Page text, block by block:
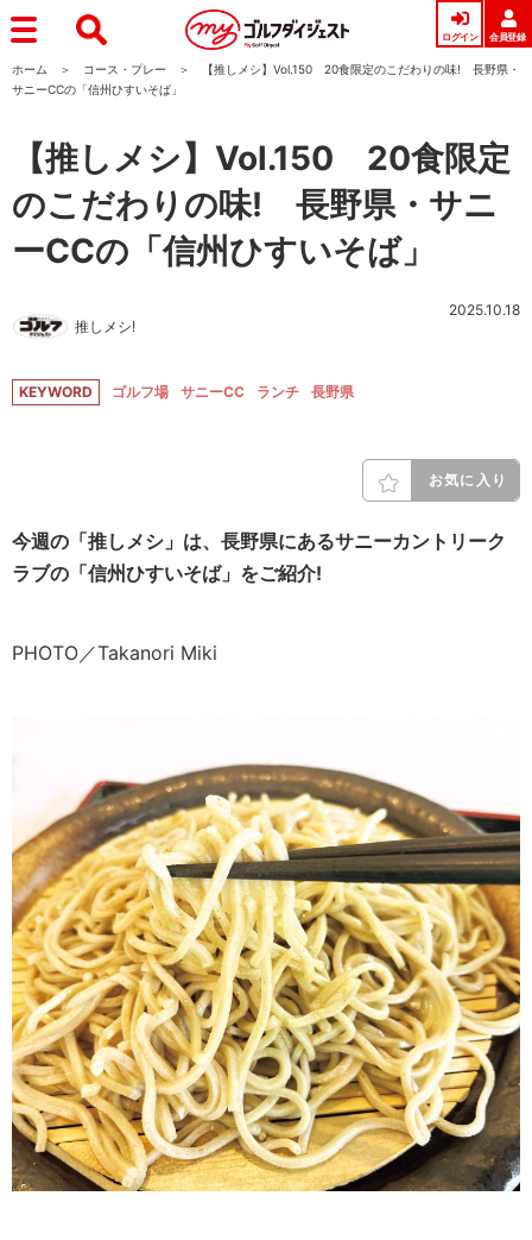
ログイン 会員登録
ホーム コース・プレー
【推しメシ】Vol.150 20食限定のこだわりの味! 長野県・
サニーCCの「信州ひすいそば」
【推しメシ】Vol.150 20食限定
のこだわりの味! 長野県・サニ
ーCCの「信州ひすいそば」
推しメシ!
2025.10.18
KEYWORD ゴルフ場 サニーCC ランチ 長野県
お気に入り
今週の「推しメシ」は、長野県にあるサニーカントリーク
ラブの「信州ひすいそば」をご紹介!
PHOTO／Takanori Miki